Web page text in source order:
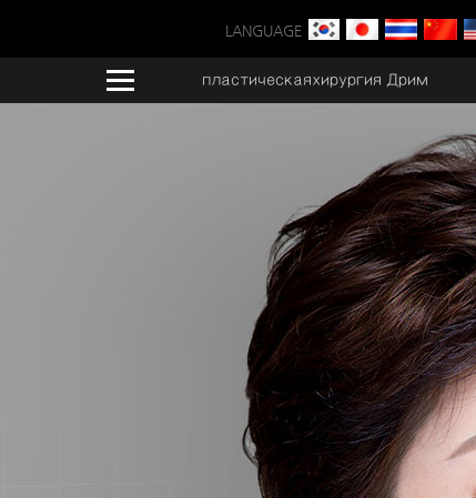
LANGUAGE
пластическаяхирургия Дрим